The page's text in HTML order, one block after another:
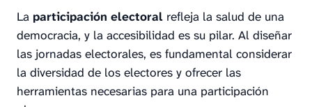
La participación electoral refleja la salud de una
democracia, y la accesibilidad es su pilar. Al diseñar
las jornadas electorales, es fundamental considerar
la diversidad de los electores y ofrecer las
herramientas necesarias para una participación